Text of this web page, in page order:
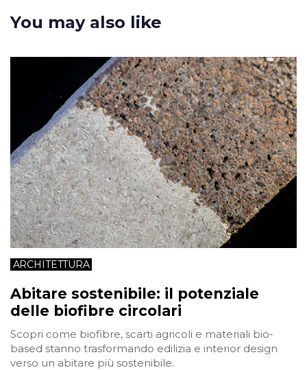
You may also like
ARCHITETTURA
Abitare sostenibile: il potenziale
delle biofibre circolari
Scopri come biofibre, scarti agricoli e materiali bio-
based stanno trasformando edilizia e interior design
verso un abitare più sostenibile.